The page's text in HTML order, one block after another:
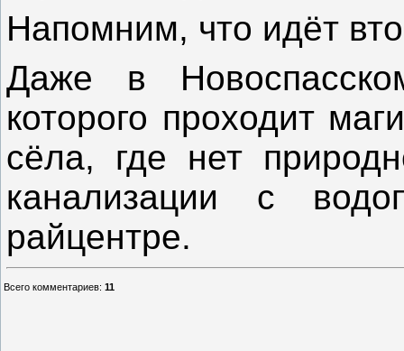
Напомним, что идёт
Даже в
которого проходит
сёла, где нет
канализации с
райцентре.
Всего комментариев: 11